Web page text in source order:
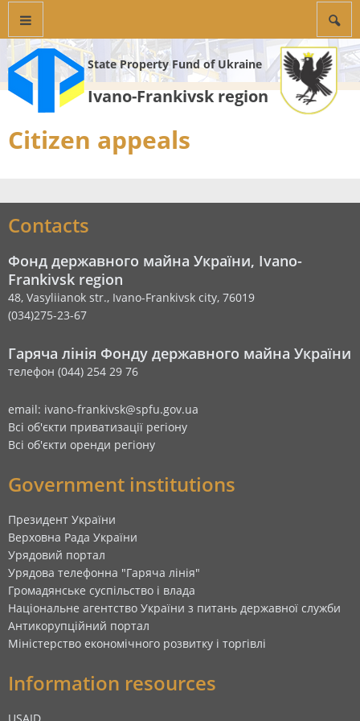
State Property Fund of Ukraine
Ivano-Frankivsk region
Citizen appeals
Contacts
Фонд державного майна України, Ivano-
Frankivsk region
48, Vasyliianok str., Ivano-Frankivsk city, 76019
(034)275-23-67
Гаряча лінія Фонду державного майна України
телефон (044) 254 29 76
email: ivano-frankivsk@spfu.gov.ua
Всі об'єкти приватизації регіону
Всі об'єкти оренди регіону
Government institutions
Президент України
Верховна Рада України
Урядовий портал
Урядова телефонна "Гаряча лінія"
Громадянське суспільство і влада
Національне агентство України з питань державної служби
Антикорупційний портал
Міністерство економічного розвитку і торгівлі
Information resources